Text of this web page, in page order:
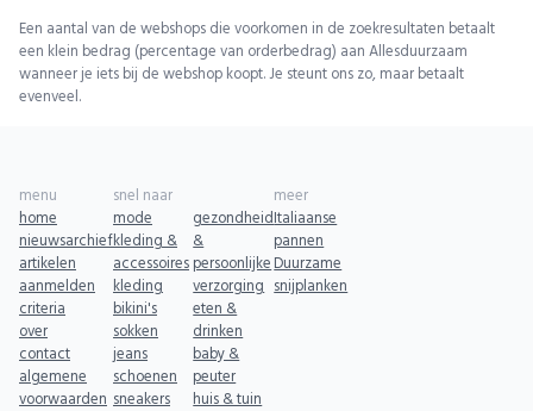
Een aantal van de webshops die voorkomen in de zoekresultaten betaalt
een klein bedrag (percentage van orderbedrag) aan Allesduurzaam
wanneer je iets bij de webshop koopt. Je steunt ons zo, maar betaalt
evenveel.
menu
home
nieuwsarchief
artikelen
aanmelden
criteria
over
contact
algemene
voorwaarden
snel naar
mode
kleding &
accessoires
kleding
bikini's
sokken
jeans
schoenen
sneakers
gezondheid
&
persoonlijke
verzorging
eten &
drinken
baby &
peuter
huis & tuin
meer
Italiaanse
pannen
Duurzame
snijplanken